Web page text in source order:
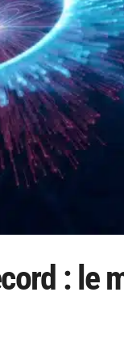
: le